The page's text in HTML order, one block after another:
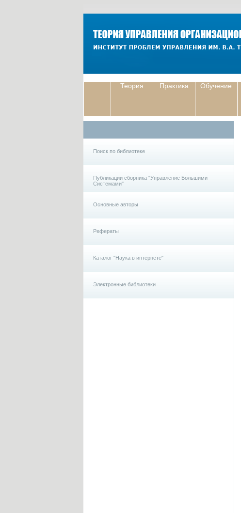
Теория Практика Обучение
Поиск по библиотеке
Публикации сборника "Управление Большими
Системами"
Основные авторы
Рефераты
Каталог "Наука в интернете"
Электронные библиотеки